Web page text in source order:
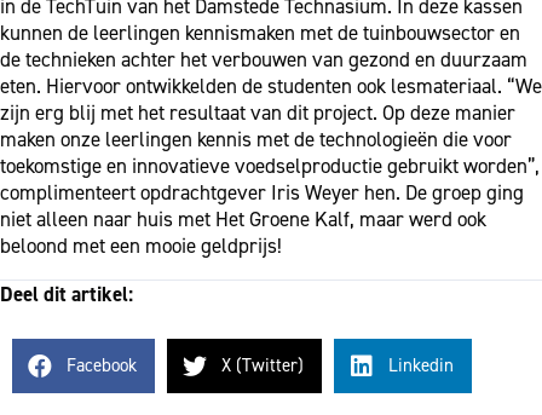
in de TechTuin van het Damstede Technasium. In deze kassen
kunnen de leerlingen kennismaken met de tuinbouwsector en
de technieken achter het verbouwen van gezond en duurzaam
eten. Hiervoor ontwikkelden de studenten ook lesmateriaal. “We
zijn erg blij met het resultaat van dit project. Op deze manier
maken onze leerlingen kennis met de technologieën die voor
toekomstige en innovatieve voedselproductie gebruikt worden”,
complimenteert opdrachtgever Iris Weyer hen. De groep ging
niet alleen naar huis met Het Groene Kalf, maar werd ook
beloond met een mooie geldprijs!
Deel dit artikel:
Facebook X (Twitter) Linkedin